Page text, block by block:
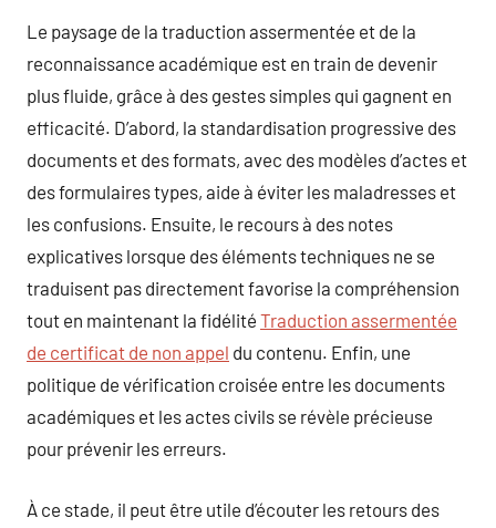
Le paysage de la traduction assermentée et de la
reconnaissance académique est en train de devenir
plus fluide, grâce à des gestes simples qui gagnent en
efficacité. D’abord, la standardisation progressive des
documents et des formats, avec des modèles d’actes et
des formulaires types, aide à éviter les maladresses et
les confusions. Ensuite, le recours à des notes
explicatives lorsque des éléments techniques ne se
traduisent pas directement favorise la compréhension
tout en maintenant la fidélité Traduction assermentée
de certificat de non appel du contenu. Enfin, une
politique de vérification croisée entre les documents
académiques et les actes civils se révèle précieuse
pour prévenir les erreurs.
À ce stade, il peut être utile d’écouter les retours des